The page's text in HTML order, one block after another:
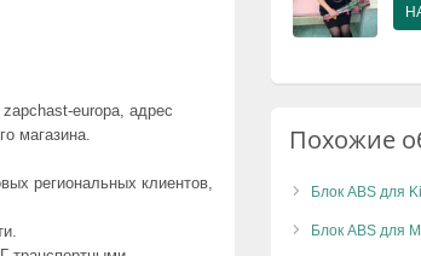
europa, адрес
магазина.
региональных клиентов,
Похожие
Блок ABS для
Блок ABS для